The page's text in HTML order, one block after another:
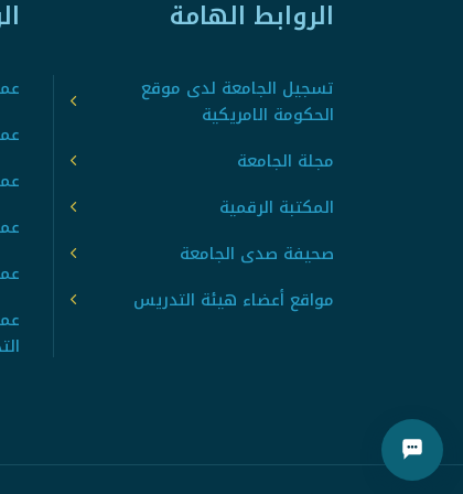
الروابط الهامة
تسجيل الجامعة لدى موقع
الحكومة الامريكية
مجلة الجامعة
المكتبة الرقمية
صحيفة صدى الجامعة
مواقع أعضاء هيئة التدريس